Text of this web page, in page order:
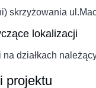
skrzyżowania
lokalizacji
działkach
projektu